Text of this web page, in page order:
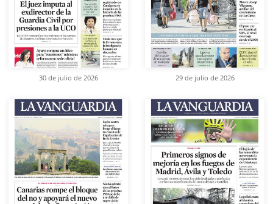
30 de julio de 2026 29 de julio de 2026